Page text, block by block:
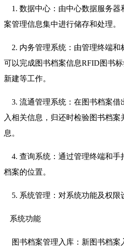
1. 数据中心：由中心数据服务器
案管理信息集中进行储存和处理
2. 内务管理系统：由管理终端和
可以完成图书档案信息RFID图书
新建等工作。
3. 流通管理系统：在图书档案借
入相关信息，归还时检验图书档
息。
4. 查询系统：通过管理终端和手
档案的位置。
5. 系统管理：对系统功能及权限
系统功能
图书档案管理入库：新图书档案